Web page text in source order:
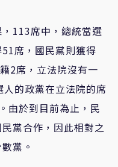
113席中，總統當選
席，國民黨則獲得
2席，立法院沒有一
的政黨在立法院的席
由於到目前為止，民
黨合作，因此相對之
黨。